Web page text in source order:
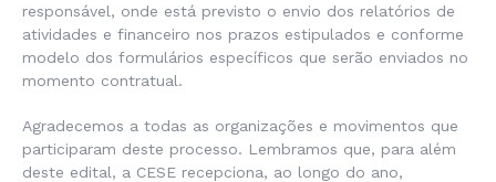
responsável, onde está previsto o envio dos relatórios de
atividades e financeiro nos prazos estipulados e conforme
modelo dos formulários específicos que serão enviados no
momento contratual.
Agradecemos a todas as organizações e movimentos que
participaram deste processo. Lembramos que, para além
deste edital, a CESE recepciona, ao longo do ano,